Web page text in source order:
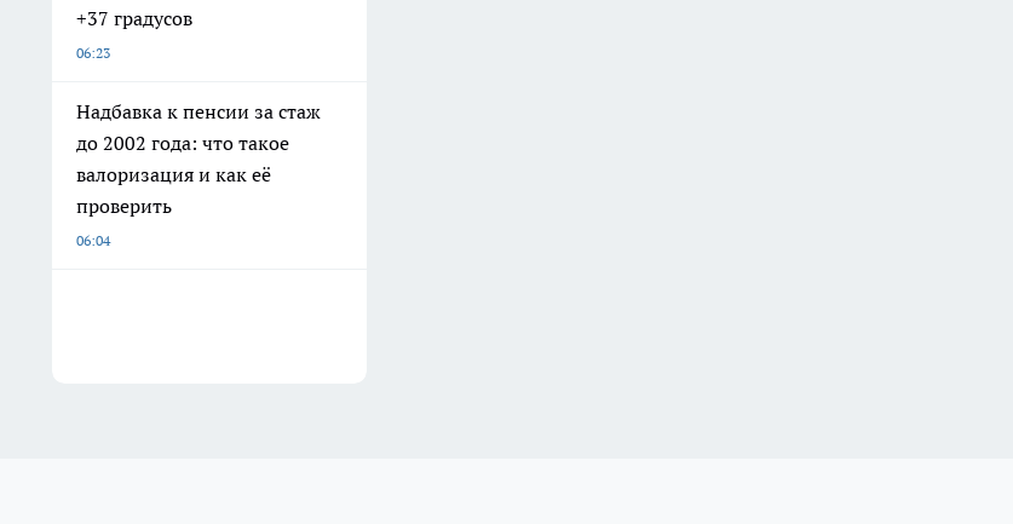
+37 градусов
06:23
Надбавка к пенсии за стаж
до 2002 года: что такое
валоризация и как её
проверить
06:04